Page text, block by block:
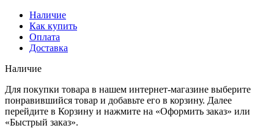
Наличие
Как купить
Оплата
Доставка
Наличие
Для покупки товара в нашем интернет-магазине выберите
понравившийся товар и добавьте его в корзину. Далее
перейдите в Корзину и нажмите на «Оформить заказ» или
«Быстрый заказ».